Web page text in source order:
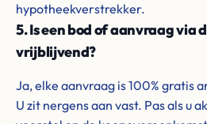
hypotheekverstrekker.
5. Is een bod of aanvraag via
vrijblijvend?
Ja, elke aanvraag is 100% gratis
U zit nergens aan vast. Pas als u